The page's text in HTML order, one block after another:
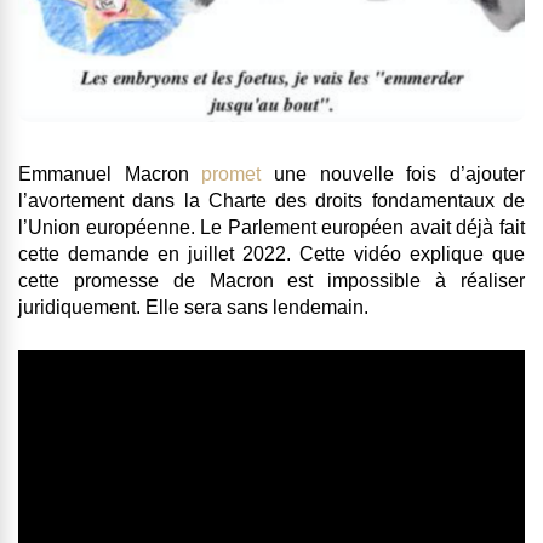
Emmanuel Macron prometune nouvelle fois d’ajouter
l’avortement dans la Charte des droits fondamentaux de
l’Union européenne. Le Parlement européen avait déjà fait
cette demande en juillet 2022. Cette vidéo explique que
cette promesse de Macron est impossible à réaliser
juridiquement. Elle sera sans lendemain.